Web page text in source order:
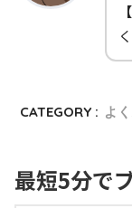
CATEGORY : よ
最短5分で